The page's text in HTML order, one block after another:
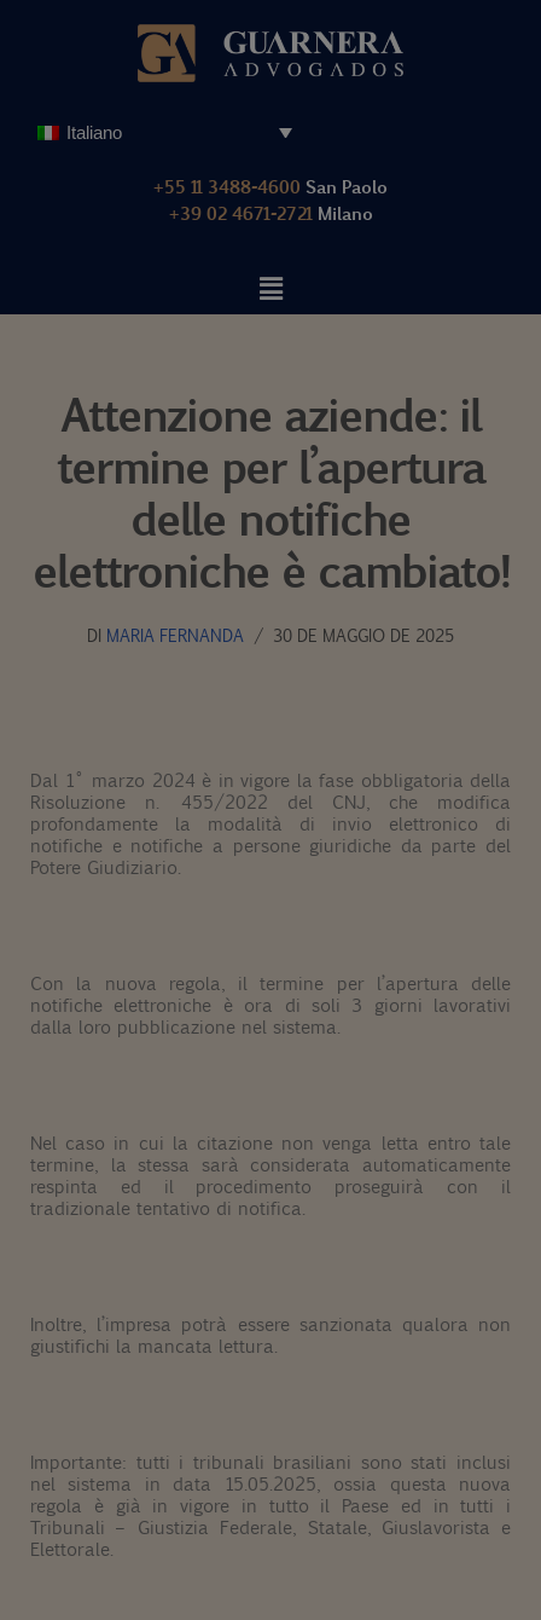
contenutoItaliano
+55 11 3488-4600 San Paolo
+39 02 4671-2721 Milano
Attenzione aziende: il
termine per l’apertura
delle notifiche
elettroniche è cambiato!
DI MARIA FERNANDA 30 DE MAGGIO DE 2025
Dal 1° marzo 2024 è in vigore la fase obbligatoria della
Risoluzione n. 455/2022 del CNJ, che modifica
profondamente la modalità di invio elettronico di
notifiche e notifiche a persone giuridiche da parte del
Potere Giudiziario.
Con la nuova regola, il termine per l’apertura delle
notifiche elettroniche è ora di soli 3 giorni lavorativi
dalla loro pubblicazione nel sistema.
Nel caso in cui la citazione non venga letta entro tale
termine, la stessa sarà considerata automaticamente
respinta ed il procedimento proseguirà con il
tradizionale tentativodi notifica.
Inoltre, l’impresa potrà essere sanzionata qualora non
giustifichi la mancata lettura.
Importante: tutti i tribunali brasiliani sono stati inclusi
nel sistema in data 15.05.2025, ossia questa nuova
regola è già in vigore in tutto il Paese ed in tutti i
Tribunali – Giustizia Federale, Statale, Giuslavorista e
Elettorale.